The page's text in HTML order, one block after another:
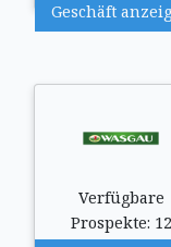
Geschäft
Verfügbare
Prospekte: 12